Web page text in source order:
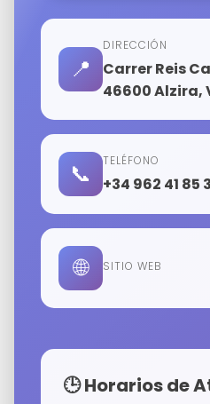
📍
DIRECCIÓN
Carrer Reis Catòlics, 102,
46600 Alzira,
📞 TELÉFONO
+34 962 41 85
🌐 SITIO WEB
🕒 Horarios de